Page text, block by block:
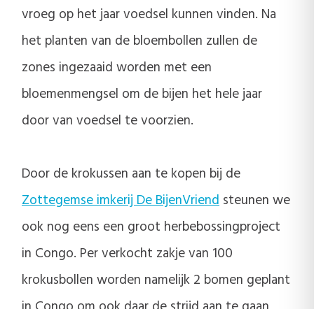
vroeg op het jaar voedsel kunnen vinden. Na
het planten van de bloembollen zullen de
zones ingezaaid worden met een
bloemenmengsel om de bijen het hele jaar
door van voedsel te voorzien.
Door de krokussen aan te kopen bij de
Zottegemse imkerij De BijenVriend steunen we
ook nog eens een groot herbebossingproject
in Congo. Per verkocht zakje van 100
krokusbollen worden namelijk 2 bomen geplant